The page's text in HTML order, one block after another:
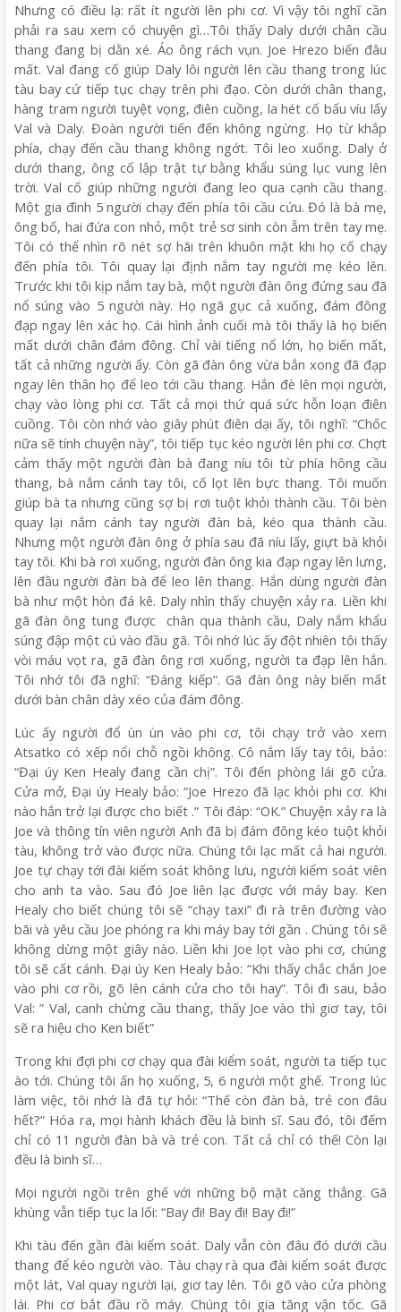
Nhưng có điều lạ: rất ít người lên phi cơ. Vì vậy tôi nghĩ cần
phải ra sau xem có chuyện gì…Tôi thấy Daly dưới chân cầu
thang đang bị dằn xé. Áo ông rách vụn. Joe Hrezo biến đâu
mất. Val đang cố giúp Daly lôi người lên cầu thang trong lúc
tàu bay cứ tiếp tục chạy trên phi đạo. Còn dưới chân thang,
hàng tram người tuyệt vọng, điên cuồng, la hét cố bấu víu lấy
Val và Daly. Đoàn người tiến đến không ngừng. Họ từ khắp
phía, chạy đến cầu thang không ngớt. Tôi leo xuống. Daly ở
dưới thang, ông cố lập trật tự bằng khẩu súng lục vung lên
trời. Val cố giúp những người đang leo qua cạnh cầu thang.
Một gia đình 5 người chạy đến phía tôi cầu cứu. Đó là bà mẹ,
ông bố, hai đứa con nhỏ, một trẻ sơ sinh còn ẵm trên tay mẹ.
Tôi có thể nhìn rõ nét sợ hãi trên khuôn mặt khi họ cố chạy
đến phía tôi. Tôi quay lại định nắm tay người mẹ kéo lên.
Trước khi tôi kịp nắm tay bà, một người đàn ông đứng sau đã
nổ súng vào 5 người này. Họ ngã gục cả xuống, đám đông
đạp ngay lên xác họ. Cái hình ảnh cuối mà tôi thấy là họ biến
mất dưới chân đám đông. Chỉ vài tiếng nổ lớn, họ biến mất,
tất cả những người ấy. Còn gã đàn ông vừa bắn xong đã đạp
ngay lên thân họ để leo tới cầu thang. Hắn đè lên mọi người,
chạy vào lòng phi cơ. Tất cả mọi thứ quá sức hỗn loạn điên
cuồng. Tôi còn nhớ vào giây phút điên dại ấy, tôi nghĩ: “Chốc
nữa sẽ tính chuyện này”, tôi tiếp tục kéo người lên phi cơ. Chợt
cảm thấy một người đàn bà đang níu tôi từ phía hông cầu
thang, bà nắm cánh tay tôi, cố lọt lên bực thang. Tôi muốn
giúp bà ta nhưng cũng sợ bị rơi tuột khỏi thành cầu. Tôi bèn
quay lại nắm cánh tay người đàn bà, kéo qua thành cầu.
Nhưng một người đàn ông ở phía sau đã níu lấy, giựt bà khỏi
tay tôi. Khi bà rơi xuống, người đàn ông kia đạp ngay lên lưng,
lên đầu người đàn bà để leo lên thang. Hắn dùng người đàn
bà như một hòn đá kê. Daly nhìn thấy chuyện xảy ra. Liền khi
gã đàn ông tung được chân qua thành cầu, Daly nắm khẩu
súng đập một cú vào đầu gã. Tôi nhớ lúc ấy đột nhiên tôi thấy
vòi máu vọt ra, gã đàn ông rơi xuống, người ta đạp lên hắn.
Tôi nhớ tôi đã nghĩ: “Đáng kiếp”. Gã đàn ông này biến mất
dưới bàn chân dày xéo của đám đông.
Lúc ấy người đổ ùn ùn vào phi cơ, tôi chạy trở vào xem
Atsatko có xếp nổi chỗ ngồi không. Cô nắm lấy tay tôi, bảo:
“Đại úy Ken Healy đang cần chị”. Tôi đến phòng lái gõ cửa.
Cửa mở, Đại úy Healy bảo: “Joe Hrezo đã lạc khỏi phi cơ. Khi
nào hắn trở lại được cho biết .” Tôi đáp: “OK.” Chuyện xảy ra là
Joe và thông tín viên người Anh đã bị đám đông kéo tuột khỏi
tàu, không trở vào được nữa. Chúng tôi lạc mất cả hai người.
Joe tự chạy tới đài kiểm soát không lưu, người kiểm soát viên
cho anh ta vào. Sau đó Joe liên lạc được với máy bay. Ken
Healy cho biết chúng tôi sẽ “chạy taxi” đi rà trên đường vào
bãi và yêu cầu Joe phóng ra khi máy bay tới gần . Chúng tôi sẽ
không dừng một giây nào. Liền khi Joe lọt vào phi cơ, chúng
tôi sẽ cất cánh. Đại úy Ken Healy bảo: “Khi thấy chắc chắn Joe
vào phi cơ rồi, gõ lên cánh cửa cho tôi hay”. Tôi đi sau, bảo
Val: ” Val, canh chừng cầu thang, thấy Joe vào thì giơ tay, tôi
sẽ ra hiệu cho Ken biết”
Trong khi đợi phi cơ chạy qua đài kiểm soát, người ta tiếp tục
ào tới. Chúng tôi ấn họ xuống, 5, 6 người một ghế. Trong lúc
làm việc, tôi nhớ là đã tự hỏi: “Thế còn đàn bà, trẻ con đâu
hết?” Hóa ra, mọi hành khách đều là binh sĩ. Sau đó, tôi đếm
chỉ có 11 người đàn bà và trẻ con. Tất cả chỉ có thế! Còn lại
đều là binh sĩ…
Mọi người ngồi trên ghế với những bộ mặt căng thẳng. Gã
khùng vẫn tiếp tục la lối: “Bay đi! Bay đi! Bay đi!”
Khi tàu đến gần đài kiểm soát. Daly vẫn còn đâu đó dưới cầu
thang để kéo người vào. Tàu chạy rà qua đài kiểm soát được
một lát, Val quay người lại, giơ tay lên. Tôi gõ vào cửa phòng
lái. Phi cơ bắt đầu rồ máy. Chúng tôi gia tăng vận tốc. Gã